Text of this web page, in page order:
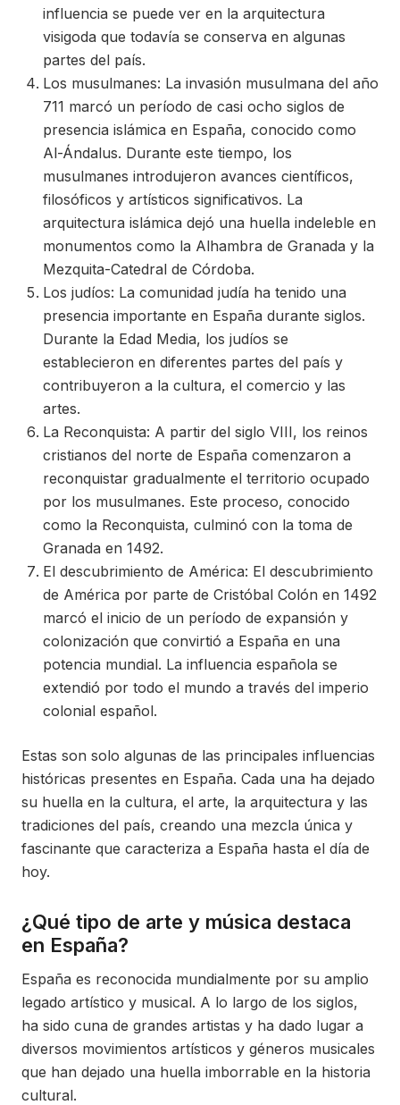
influencia se puede ver en la arquitectura
visigoda que todavía se conserva en algunas
partes del país.
Los musulmanes: La invasión musulmana del año
711 marcó un período de casi ocho siglos de
presencia islámica en España, conocido como
Al-Ándalus. Durante este tiempo, los
musulmanes introdujeron avances científicos,
filosóficos y artísticos significativos. La
arquitectura islámica dejó una huella indeleble en
monumentos como la Alhambra de Granada y la
Mezquita-Catedral de Córdoba.
Los judíos: La comunidad judía ha tenido una
presencia importante en España durante siglos.
Durante la Edad Media, los judíos se
establecieron en diferentes partes del país y
contribuyeron a la cultura, el comercio y las
artes.
La Reconquista: A partir del siglo VIII, los reinos
cristianos del norte de España comenzaron a
reconquistar gradualmente el territorio ocupado
por los musulmanes. Este proceso, conocido
como la Reconquista, culminó con la toma de
Granada en 1492.
El descubrimiento de América: El descubrimiento
de América por parte de Cristóbal Colón en 1492
marcó el inicio de un período de expansión y
colonización que convirtió a España en una
potencia mundial. La influencia española se
extendió por todo el mundo a través del imperio
colonial español.
Estas son solo algunas de las principales influencias
históricas presentes en España. Cada una ha dejado
su huella en la cultura, el arte, la arquitectura y las
tradiciones del país, creando una mezcla única y
fascinante que caracteriza a España hasta el día de
hoy.
¿Qué tipo de arte y música destaca
en España?
España es reconocida mundialmente por su amplio
legado artístico y musical. A lo largo de los siglos,
ha sido cuna de grandes artistas y ha dado lugar a
diversos movimientos artísticos y géneros musicales
que han dejado una huella imborrable en la historia
cultural.